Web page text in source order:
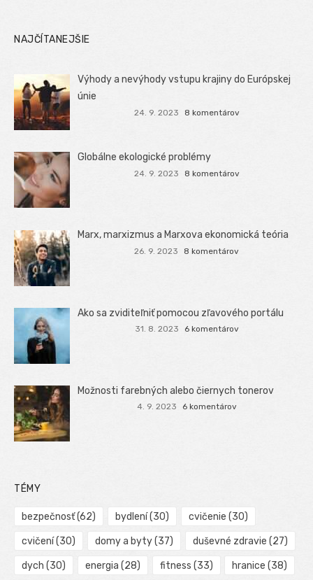
NAJČÍTANEJŠIE
Výhody a nevýhody vstupu krajiny do Európskej
únie
24. 9. 2023 8 komentárov
Globálne ekologické problémy
24. 9. 2023 8 komentárov
Marx, marxizmus a Marxova ekonomická teória
26. 9. 2023 8 komentárov
Ako sa zviditeľniť pomocou zľavového portálu
31. 8. 2023 6 komentárov
Možnosti farebných alebo čiernych tonerov
4. 9. 2023 6 komentárov
TÉMY
bezpečnosť(62) bydlení(30) cvičenie (30)
cvičení(30) domy a byty(37) duševné zdravie (27)
dych (30) energia (28) fitness (33) hranice (38)